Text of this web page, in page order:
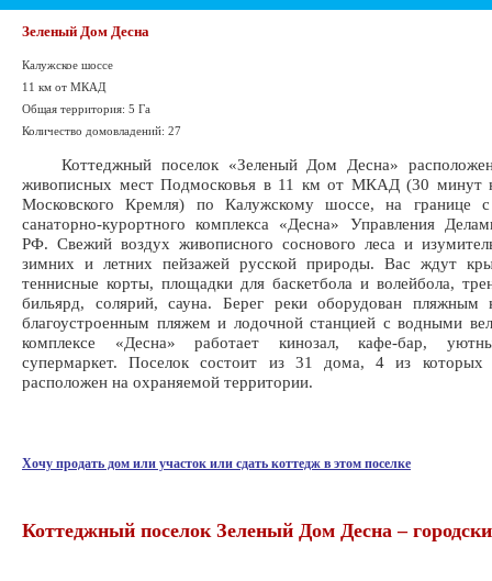
Зеленый Дом Десна
Калужское шоссе
11 км от МКАД
Общая территория: 5 Га
Количество домовладений: 27
Коттеджный поселок «Зеленый Дом Десна»
живописных мест Подмосковья в 11 км от МКАД (30 минут
Московского Кремля) по Калужскому шоссе, на границе с
санаторно-курортного комплекса «Десна» Управления
РФ. Свежий воздух живописного соснового леса и
зимних и летних пейзажей русской природы. Вас ждут
теннисные корты, площадки для баскетбола и волейбола,
бильярд, солярий, сауна. Берег реки оборудован пляжным
благоустроенным пляжем и лодочной станцией с водными
комплексе «Десна» работает кинозал, кафе-бар,
супермаркет. Поселок состоит из 31 дома, 4 из которых
расположен на охраняемой территории.
Хочу продать дом или участок или сдать коттедж в этом поселке
Коттеджный поселок Зеленый Дом Десна –